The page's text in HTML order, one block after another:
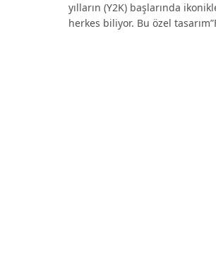
yılların (Y2K) başlarında
herkes biliyor. Bu özel